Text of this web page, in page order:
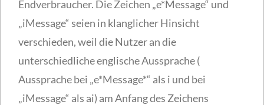
Endverbraucher. Die Zeichen „e*Message“ und
„iMessage“ seien in klanglicher Hinsicht
verschieden, weil die Nutzer an die
unterschiedliche englische Aussprache (
Aussprache bei „e*Message*“ als i und bei
„iMessage“ als ai) am Anfang des Zeichens